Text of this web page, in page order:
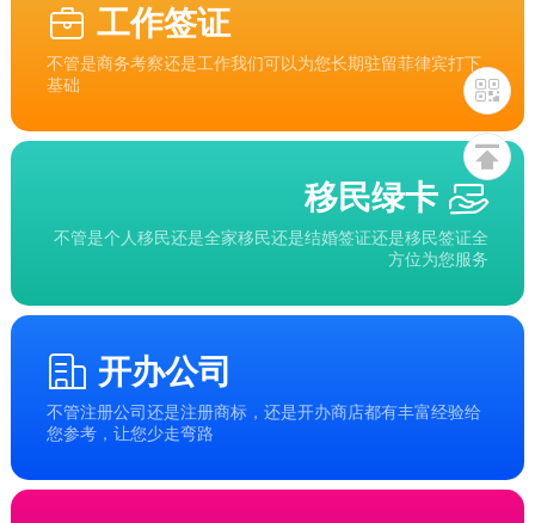
工作签证
不管是商务考察还是工作我们可以为您长期驻留菲律宾打下
基础
移民绿卡
不管是个人移民还是全家移民还是结婚签证还是移民签证全
方位为您服务
开办公司
不管注册公司还是注册商标，还是开办商店都有丰富经验给
您参考，让您少走弯路